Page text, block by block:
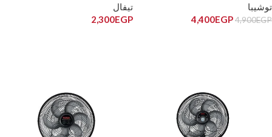
توشيبا
4,900EGP
4,400EGP
تيفال
2,300EGP